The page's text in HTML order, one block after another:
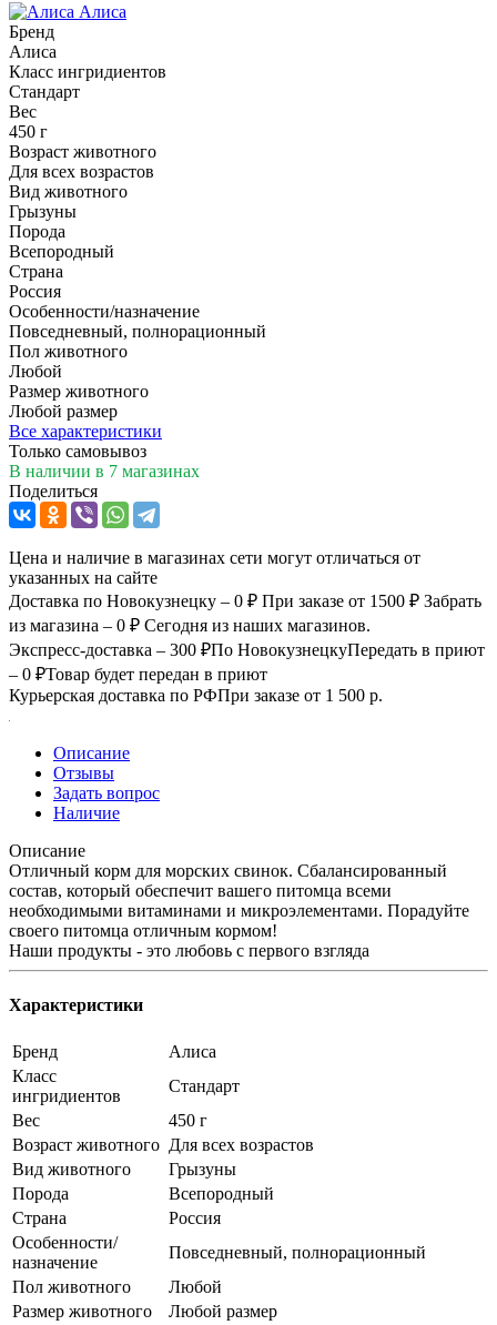
Алиса
Бренд
Алиса
Класс ингридиентов
Стандарт
Вес
450 г
Возраст животного
Для всех возрастов
Вид животного
Грызуны
Порода
Всепородный
Страна
Россия
Особенности/назначение
Повседневный, полнорационный
Пол животного
Любой
Размер животного
Любой размер
Все характеристики
Только самовывоз
В наличии в 7 магазинах
Поделиться
Цена и наличие в магазинах сети могут отличаться от
указанных на сайте
Доставка по Новокузнецку – 0 ₽ При заказе от 1500 ₽ Забрать
из магазина – 0 ₽ Сегодня из наших магазинов.
Экспресс-доставка – 300 ₽По НовокузнецкуПередать в приют
– 0 ₽Товар будет передан в приют
Курьерская доставка по РФПри заказе от 1 500 р.
Описание
Отзывы
Задать вопрос
Наличие
Описание
Отличный корм для морских свинок. Сбалансированный
состав, который обеспечит вашего питомца всеми
необходимыми витаминами и микроэлементами. Порадуйте
своего питомца отличным кормом!
Наши продукты - это любовь с первого взгляда
Характеристики
Бренд
Алиса
Класс
ингридиентов
Стандарт
Вес
450 г
Возраст животного Для всех возрастов
Вид животного
Грызуны
Порода
Всепородный
Страна
Россия
Особенности/
назначение
Повседневный, полнорационный
Пол животного
Любой
Размер животного
Любой размер